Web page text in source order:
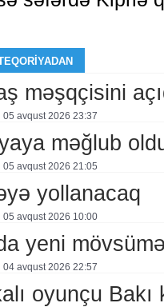
məşqçisini
05 avqust 2026 23:37
məğlub
05 avqust 2026 21:05
yollanacaq
05 avqust 2026 10:00
yeni
04 avqust 2026 22:57
oyunçu Bakı